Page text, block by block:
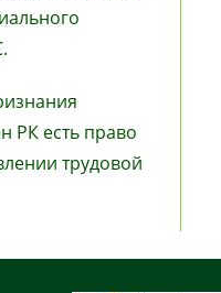
РК есть право
трудовой